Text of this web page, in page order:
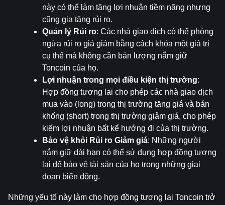
này có thể làm tăng lợi nhuận tiềm năng nhưng
cũng gia tăng rủi ro.
Quản lý Rủi ro: Các nhà giao dịch có thể phòng
ngừa rủi ro giá giảm bằng cách khóa một giá trị
cụ thể mà không cần bán lượng nắm giữ
Toncoin của họ.
Lợi nhuận trong mọi điều kiện thị trường:
Hợp đồng tương lai cho phép các nhà giao dịch
mua vào (long) trong thị trường tăng giá và bán
khống (short) trong thị trường giảm giá, cho phép
kiếm lợi nhuận bất kể hướng đi của thị trường.
Bảo vệ khỏi Rủi ro Giảm giá: Những người
nắm giữ dài hạn có thể sử dụng hợp đồng tương
lai để bảo vệ tài sản của họ trong những giai
đoạn biến động.
Những yếu tố này làm cho hợp đồng tương lai Toncoin trở